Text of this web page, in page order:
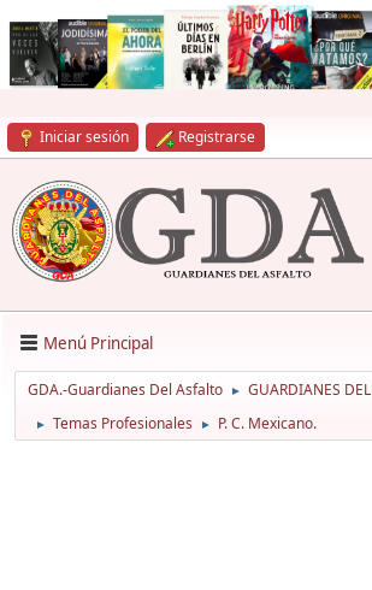
Iniciar sesión Registrarse
Menú Principal
GDA.-Guardianes Del Asfalto ► GUARDIANES
► Temas Profesionales ► P. C. Mexicano.